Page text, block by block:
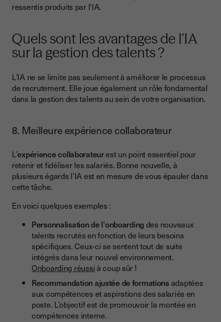
ressentis produits par l’IA.
Quels sont les avantages de l’IA
sur la gestion des talents ?
L’IA ne se limite pas seulement à améliorer le processus
de recrutement. Elle joue également un rôle fondamental
dans la gestion des talents au sein de votre organisation.
8. Meilleure expérience collaborateur
L’expérience collaborateurest un point essentiel pour
retenir et fidéliser les salariés. Bonne nouvelle, à
plusieurs égards l’IA est en mesure de vous épauler dans
cette tâche.
En voici quelques exemples :
Personnalisation de l'onboarding des nouveaux
talents recrutés en fonction de leurs besoins
spécifiques. Ceux-ci se sentent tout de suite
intégrés dans leur nouvel environnement.
Onboarding réussià coup sûr !
Recommandation ajustée de formationsadaptées
aux compétences et aspirations des salariés en
poste. L’objectif est de promouvoir la montée en
compétences interne.